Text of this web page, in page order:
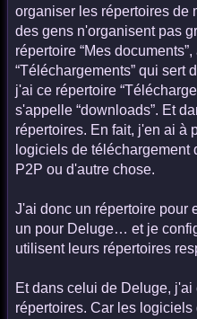
organiser les répertoires de
des gens n'organisent pas
répertoire “Mes
“Téléchargements” qui sert
j'ai ce répertoire
s'appelle “downloads”. Et
répertoires. En fait, j'en ai à
logiciels de
P2P ou d'autre chose.
J'ai donc un répertoire pour
un pour Deluge… et je
utilisent leurs répertoires
Et dans celui de Deluge,
répertoires. Car les